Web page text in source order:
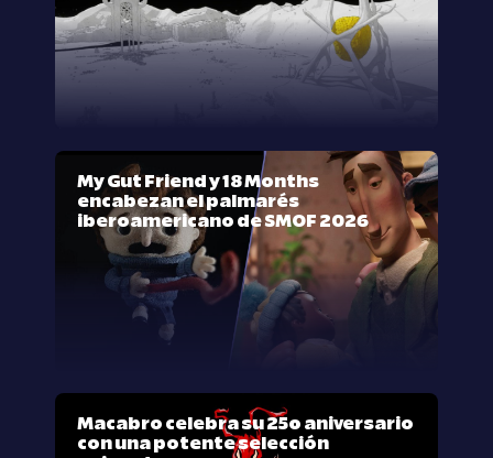
My Gut Friend y 18 Months
encabezan el palmarés
iberoamericano de SMOF 2026
Macabro celebra su 25º aniversario
con una potente selección